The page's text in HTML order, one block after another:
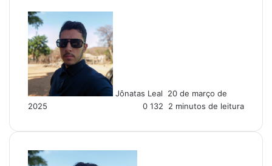
Jônatas Leal
m
e
m
20 de março de
2025
0 132 2 minutos de leitura